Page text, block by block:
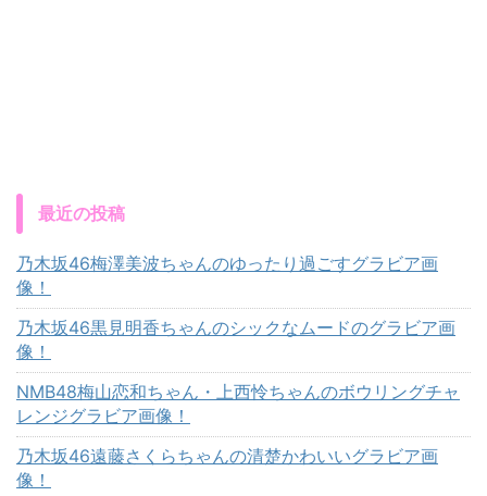
最近の投稿
乃木坂46梅澤美波ちゃんのゆったり過ごすグラビア画
像！
乃木坂46黒見明香ちゃんのシックなムードのグラビア画
像！
NMB48梅山恋和ちゃん・上西怜ちゃんのボウリングチャ
レンジグラビア画像！
乃木坂46遠藤さくらちゃんの清楚かわいいグラビア画
像！